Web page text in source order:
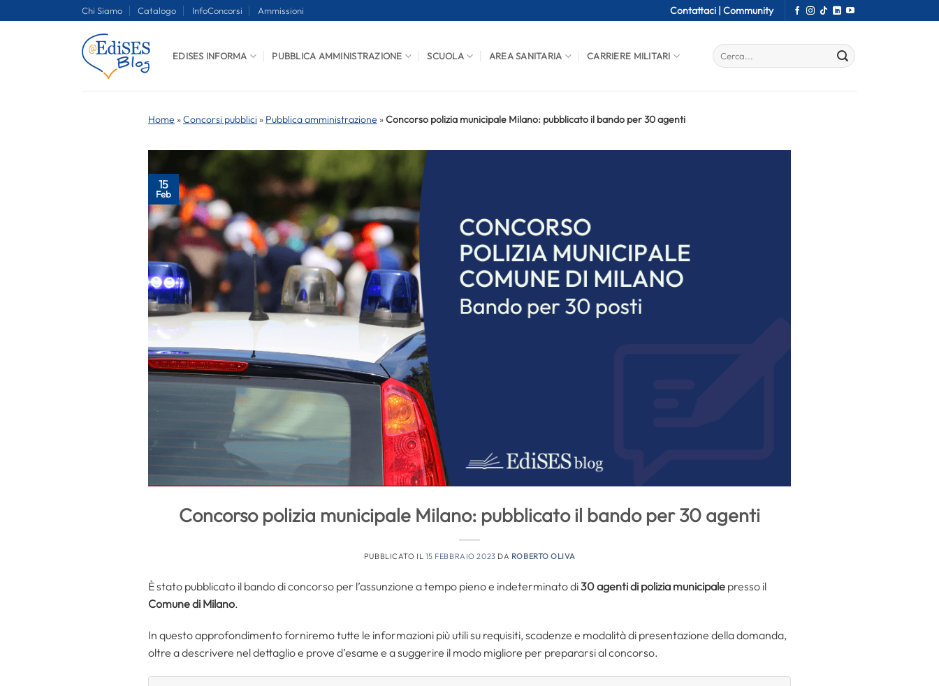
Chi Siamo Catalogo InfoConcorsi Ammissioni Contattaci | Community
EDISES INFORMA PUBBLICA AMMINISTRAZIONE SCUOLA AREA SANITARIA CARRIERE MILITARI
Home »Concorsi pubblici » Pubblica amministrazione »Concorso polizia municipale Milano: pubblicato il bando per 30 agenti
15
Feb
Concorso polizia municipale Milano: pubblicato il bando per 30 agenti
PUBBLICATO IL 15 FEBBRAIO 2023 DA ROBERTO OLIVA
È stato pubblicato il bando di concorso per l’assunzione a tempo pieno e indeterminato di30 agenti di polizia municipale presso il
Comune di Milano.
In questo approfondimento forniremo tutte le informazioni più utili su requisiti, scadenze e modalità di presentazione della domanda,
oltre a descrivere nel dettaglio e prove d’esame e a suggerire il modo migliore per prepararsi al concorso.